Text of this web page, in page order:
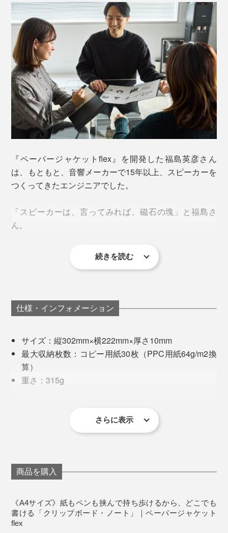
れるから驚きです。
紙の束が薄くても、厚くても、ピタッととじられる仕組
レアアース磁石を使った、特許技術「スナップ・バイン
でクリップを開け閉めできるのに、紙をしっかりとじら
従来のクリップつきボードは、バネを使った「てこの原
理」で、紙を挟んでいました。
大量の紙を留めるには、強い力が必要なので、クリップ
を開け閉めするバネの力が強くなって、手で開けにくく
カバーは、端にスチール入り。カバーを閉じると、磁石
入りのクリップに引き寄せられて、ピタッと気持ちよく
磁力の効く範囲内なら、どこでもカバーを閉じられて便
例えば、「A4サイズ」に、A3のコピー用紙30枚を挟ん
で、カバーを閉じても、紙の厚みを超えて、ピタッと留
紙はしっかり留まるのに、2つ折り部分は、フンワリ折
アジャスト構造になっているからです。
『ペーパージャケットflex』を開発した福島英彦さん
は、もともと、音響メーカーで15年以上、スピーカーを
つくってきたエンジニアでした。
「スピーカーは、言ってみれば、磁石の塊」と福島さ
ん。
スピーカーの仕組みは、磁石でつくられた「磁界」のな
かで、コイルに電流が流れると、スピーカーが振動し、
則）
マスター”なのです。
磁石を使った特許技術でつくった、持ち歩けるホワイト
続きを読む
仕様・インフォメーション
サイズ：縦302mm×横222mm×厚さ10mm
最大収納枚数：コピー用紙30枚（PPC用紙64g/m2換
算）
重さ：315g
オリジナル用紙（ライトグレー5mm方眼）5枚つき
https://butterflyboard.jp/collections/paperjacket-flex
さらに表示
商品を購入
《A4サイズ》紙もペンも挟んで持ち歩けるから、どこでも
書ける「クリップボード・ノート」｜ペーパージャケット
flex